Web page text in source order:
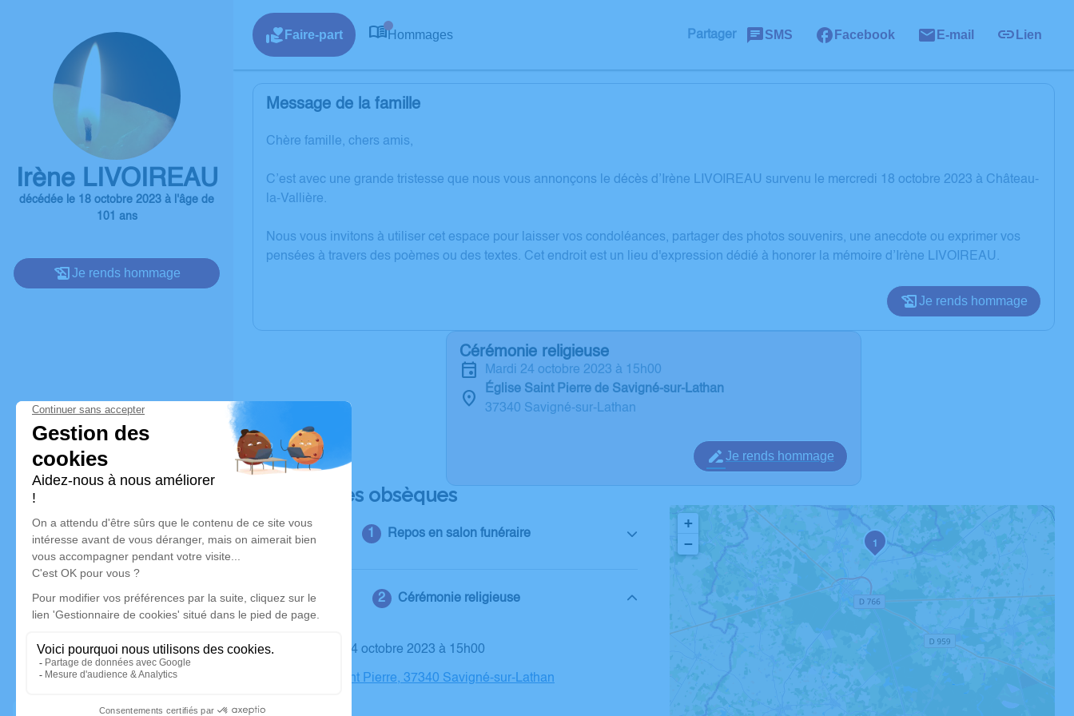
Irène LIVOIREAU
décédée le 18 octobre 2023 à l'âge de
101 ans
Je rends hommage
Faire-part Hommages Partager SMS Facebook E-mail Lien
Message de la famille
Chère famille, chers amis,
C’est avec une grande tristesse que nous vous annonçons le décès d’Irène LIVOIREAU survenu le mercredi 18 octobre 2023 à Château-
la-Vallière.
Nous vous invitons à utiliser cet espace pour laisser vos condoléances, partager des photos souvenirs, une anecdote ou exprimer vos
pensées à travers des poèmes ou des textes. Cet endroit est un lieu d'expression dédié à honorer la mémoire d’Irène LIVOIREAU.
Je rends hommage
Cérémonie religieuse
mardi 24 octobre 2023 à 15h00
Église Saint Pierre de Savigné-sur-Lathan
37340 Savigné-sur-Lathan
Je rends hommage
Déroulé des obsèques
Repos en salon funéraire
Cérémonie religieuse
Le mardi 24 octobre 2023 à 15h00
Église Saint Pierre, 37340 Savigné-sur-Lathan
1
+
−